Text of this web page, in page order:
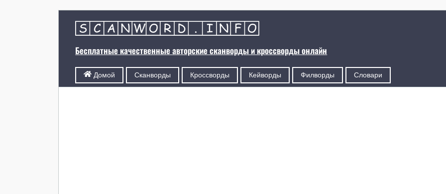
Бесплатные качественные авторские сканворды и кроссворды онлайн
Домой Сканворды Кроссворды Кейворды Филворды Словари